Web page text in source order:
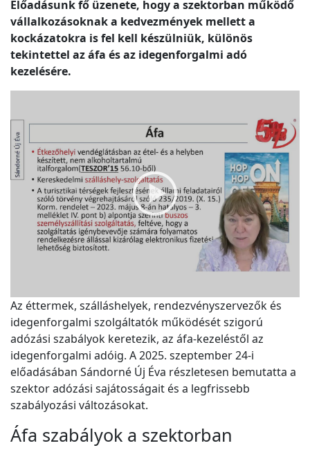
Előadásunk fő üzenete, hogy a szektorban működő
vállalkozásoknak a kedvezmények mellett a
kockázatokra is fel kell készülniük, különös
tekintettel az áfa és az idegenforgalmi adó
kezelésére.
Az éttermek, szálláshelyek, rendezvényszervezők és
idegenforgalmi szolgáltatók működését szigorú
adózási szabályok keretezik, az áfa-kezeléstől az
idegenforgalmi adóig. A 2025. szeptember 24-i
előadásában Sándorné Új Éva részletesen bemutatta a
szektor adózási sajátosságait és a legfrissebb
szabályozási változásokat.
Áfa szabályok a szektorban